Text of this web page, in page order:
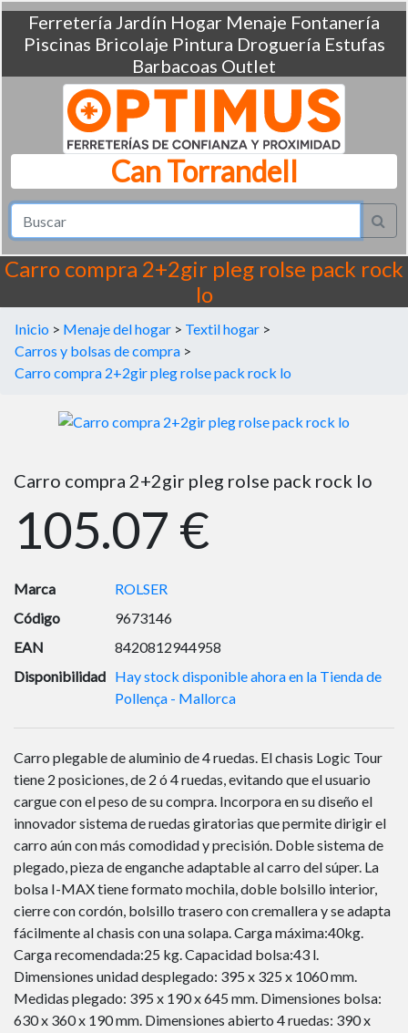
Ferretería Jardín Hogar Menaje Fontanería
Piscinas Bricolaje Pintura Droguería Estufas
Barbacoas Outlet
Can Torrandell
Carro compra 2+2gir pleg rolse pack rock
lo
Inicio > Menaje del hogar > Textil hogar >
Carros y bolsas de compra >
Carro compra 2+2gir pleg rolse pack rock lo
Carro compra 2+2gir pleg rolse pack rock lo
105.07 €
Marca
ROLSER
Código
9673146
EAN
8420812944958
Disponibilidad Hay stock disponible ahora en la Tienda de
Pollença - Mallorca
Carro plegable de aluminio de 4 ruedas. El chasis Logic Tour
tiene 2 posiciones, de 2 ó 4 ruedas, evitando que el usuario
cargue con el peso de su compra. Incorpora en su diseño el
innovador sistema de ruedas giratorias que permite dirigir el
carro aún con más comodidad y precisión. Doble sistema de
plegado, pieza de enganche adaptable al carro del súper. La
bolsa I-MAX tiene formato mochila, doble bolsillo interior,
cierre con cordón, bolsillo trasero con cremallera y se adapta
fácilmente al chasis con una solapa. Carga máxima:40kg.
Carga recomendada:25 kg. Capacidad bolsa:43 l.
Dimensiones unidad desplegado: 395 x 325 x 1060 mm.
Medidas plegado: 395 x 190 x 645 mm. Dimensiones bolsa:
630 x 360 x 190 mm. Dimensiones abierto 4 ruedas: 390 x